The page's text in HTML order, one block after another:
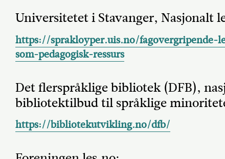
Universitetet i Stavanger, Nasjonalt
https://sprakloyper.uis.no/
som-pedagogisk-ressurs
Det flerspråklige bibliotek (DFB),
bibliotektilbud til språklige
https://bibliotekutvikling.no/dfb/